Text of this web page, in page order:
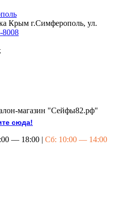
Крым г.Симферополь, ул.
8008
магазин "Сейфы82.рф"
сюда!
— 18:00 | Сб: 10:00 — 14:00